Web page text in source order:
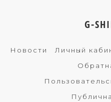
G-
Новости Личный